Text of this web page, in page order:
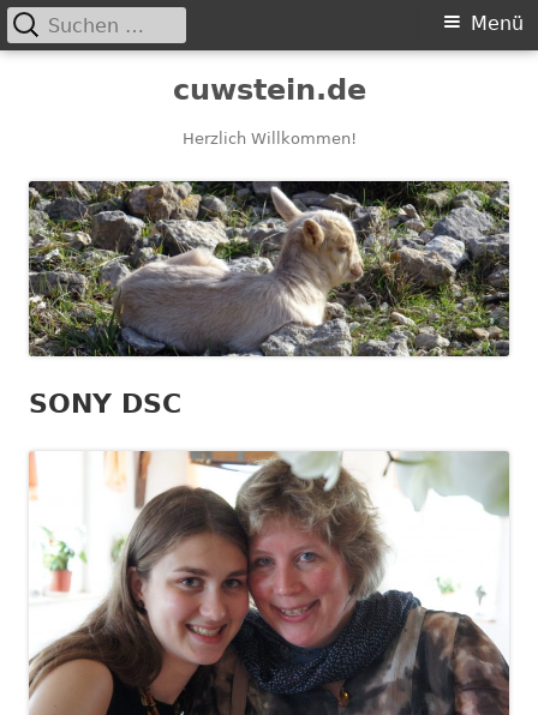
cuwstein.de
Herzlich Willkommen!
Primäres
Menü
Suchen
nach:
SONY DSC